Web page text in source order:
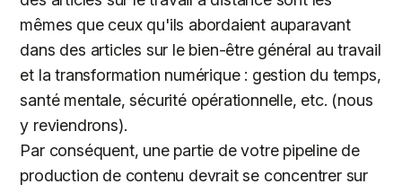
mêmes que ceux qu'ils abordaient auparavant
dans des articles sur le bien-être général au travail
et la transformation numérique : gestion du temps,
santé mentale, sécurité opérationnelle, etc. (nous
y reviendrons).
Par conséquent, une partie de votre pipeline de
production de contenu devrait se concentrer sur